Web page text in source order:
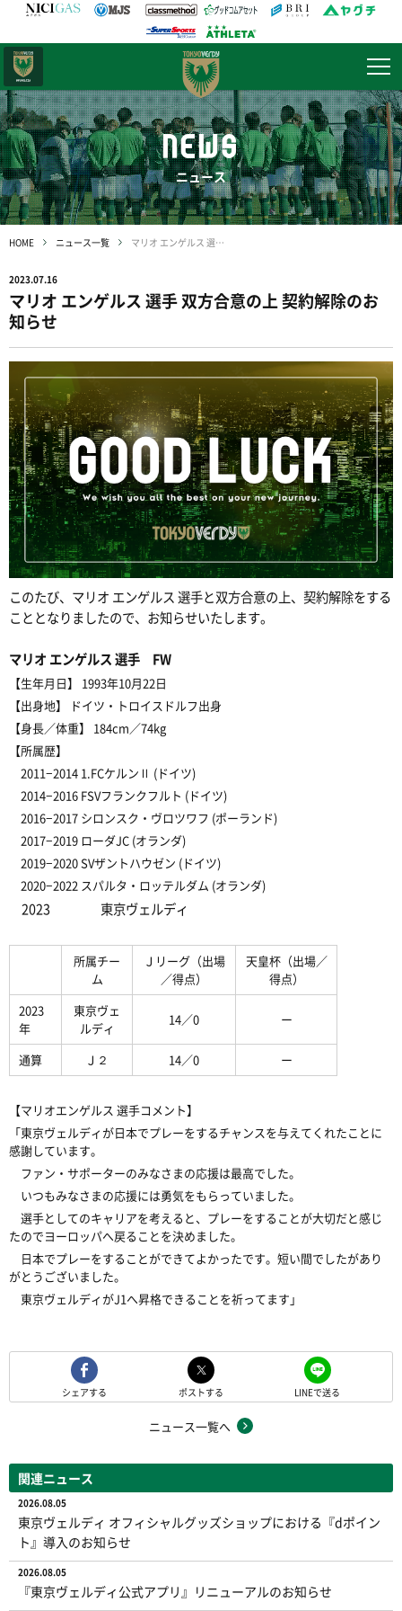
NEWS
ニュース
HOME ニュース一覧 マリオ エンゲルス 選手 双方合意の上 契約解除のお知らせ
2023.07.16
マリオ エンゲルス 選手 双方合意の上 契約解除のお
知らせ
このたび、マリオ エンゲルス 選手と双方合意の上、契約解除をする
こととなりましたので、お知らせいたします。
マリオ エンゲルス 選手 FW
【生年月日】
1993年10月22日
【出身地】
ドイツ・トロイスドルフ出身
【身長／体重】
184cm／74kg
【所属歴】
2011−2014 1.FCケルンⅡ (ドイツ)
2014−2016 FSVフランクフルト (ドイツ)
2016−2017 シロンスク・ヴロツワフ (ポーランド)
2017−2019 ローダJC (オランダ)
2019−2020 SVザントハウゼン (ドイツ)
2020−2022 スパルタ・ロッテルダム (オランダ)
2023 東京ヴェルディ
所属チー
ム
Ｊリーグ（出場
／得点）
天皇杯（出場／
得点）
2023
年
東京ヴェ
ルディ
14／0 ー
通算 Ｊ２ 14／0 ー
【マリオエンゲルス 選手コメント】
「東京ヴェルディが日本でプレーをするチャンスを与えてくれたことに
感謝しています。
ファン・サポーターのみなさまの応援は最高でした。
いつもみなさまの応援には勇気をもらっていました。
選手としてのキャリアを考えると、プレーをすることが大切だと感じ
たのでヨーロッパへ戻ることを決めました。
日本でプレーをすることができてよかったです。短い間でしたがあり
がとうございました。
東京ヴェルディがJ1へ昇格できることを祈ってます」
シェアする ポストする LINEで送る
ニュース一覧へ
関連ニュース
2026.08.05
東京ヴェルディ オフィシャルグッズショップにおける『dポイン
ト』導入のお知らせ
2026.08.05
『東京ヴェルディ公式アプリ』リニューアルのお知らせ